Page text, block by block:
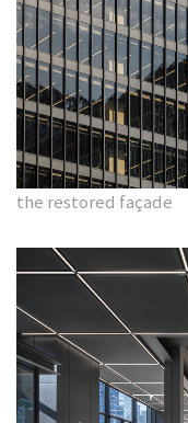
the restored façade